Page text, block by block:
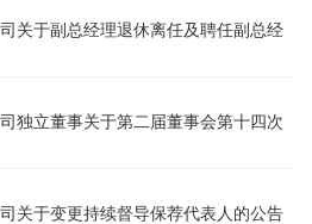
关于副总经理退休离任及聘任副总经
独立董事关于第二届董事会第十四次
关于变更持续督导保荐代表人的公告